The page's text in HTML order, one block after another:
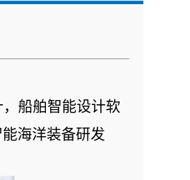
船舶智能设计软
海洋装备研发